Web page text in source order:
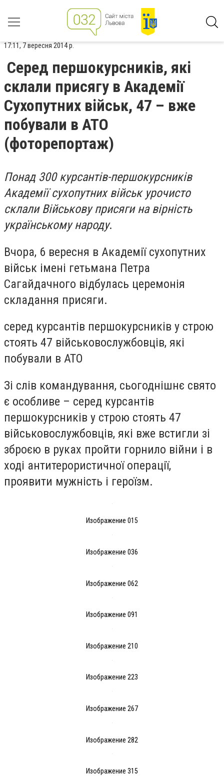
17:11, 7 вересня 2014 р.
Серед першокурсників, які
склали присягу в Академії
Сухопутних військ, 47 – вже
побували в АТО
(фоторепортаж)
Понад 300 курсантів-першокурсників
Академії сухопутних військ урочисто
склали Військову присяги на вірність
українському народу.
Вчора, 6 вересня в Академії сухопутних
військ імені гетьмана Петра
Сагайдачного відбулась церемонія
складання присяги.
серед курсантів першокурсників у строю
стоять 47 військовослужбовців, які
побували в АТО
Зі слів командування, сьогоднішнє свято
є особливе – серед курсантів
першокурсників у строю стоять 47
військовослужбовців, які вже встигли зі
зброєю в руках пройти горнило війни і в
ході антитерористичної операції,
проявити мужність і героїзм.
Изображение 015
Изображение 036
Изображение 062
Изображение 091
Изображение 210
Изображение 223
Изображение 267
Изображение 282
Изображение 315